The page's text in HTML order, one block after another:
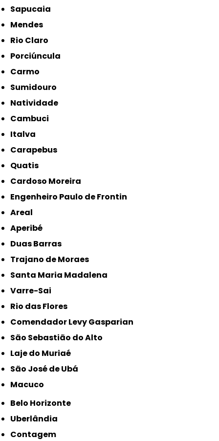
Sapucaia
Mendes
Rio Claro
Porciúncula
Carmo
Sumidouro
Natividade
Cambuci
Italva
Carapebus
Quatis
Cardoso Moreira
Engenheiro Paulo de Frontin
Areal
Aperibé
Duas Barras
Trajano de Moraes
Santa Maria Madalena
Varre-Sai
Rio das Flores
Comendador Levy Gasparian
São Sebastião do Alto
Laje do Muriaé
São José de Ubá
Macuco
Belo Horizonte
Uberlândia
Contagem